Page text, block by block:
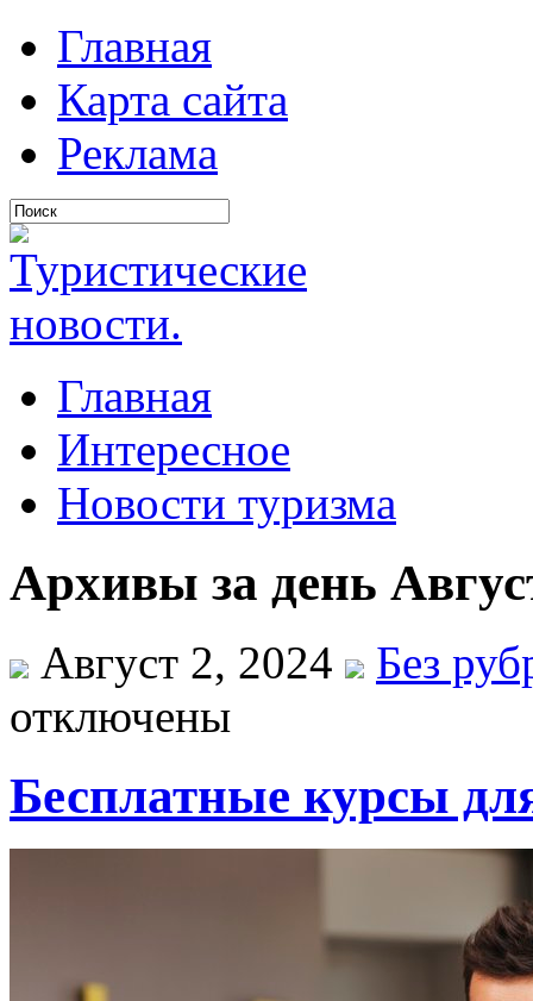
Главная
Карта сайта
Реклама
Главная
Интересное
Новости туризма
Архивы за день
Август 2, 2024
Без
отключены
Бесплатные курсы